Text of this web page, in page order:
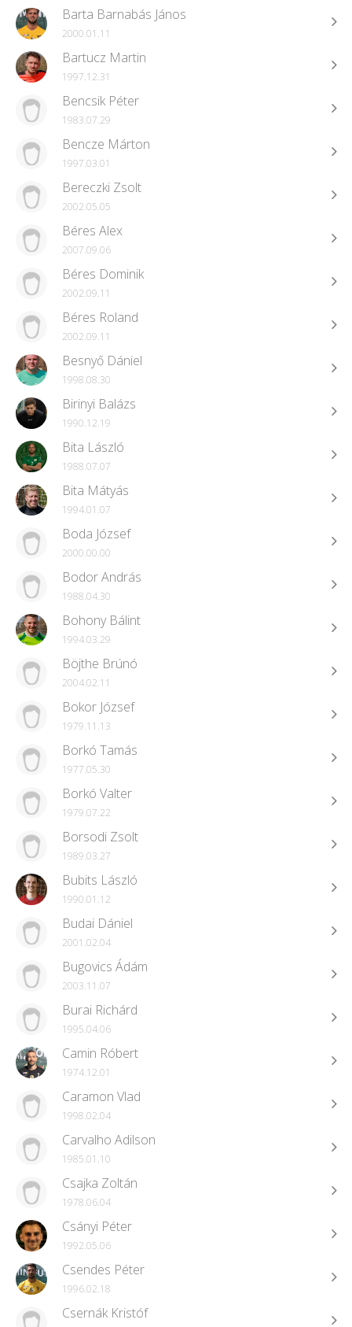
Barta Barnabás János
2000.01.11
Bartucz Martin
1997.12.31
Bencsik Péter
1983.07.29
Bencze Márton
1997.03.01
Bereczki Zsolt
2002.05.05
Béres Alex
2007.09.06
Béres Dominik
2002.09.11
Béres Roland
2002.09.11
Besnyő Dániel
1998.08.30
Birinyi Balázs
1990.12.19
Bita László
1988.07.07
Bita Mátyás
1994.01.07
Boda József
2000.00.00
Bodor András
1988.04.30
Bohony Bálint
1994.03.29
Böjthe Brúnó
2004.02.11
Bokor József
1979.11.13
Borkó Tamás
1977.05.30
Borkó Valter
1979.07.22
Borsodi Zsolt
1989.03.27
Bubits László
1990.01.12
Budai Dániel
2001.02.04
Bugovics Ádám
2003.11.07
Burai Richárd
1995.04.06
Camin Róbert
1974.12.01
Caramon Vlad
1998.02.04
Carvalho Adilson
1985.01.10
Csajka Zoltán
1978.06.04
Csányi Péter
1992.05.06
Csendes Péter
1996.02.18
Csernák Kristóf